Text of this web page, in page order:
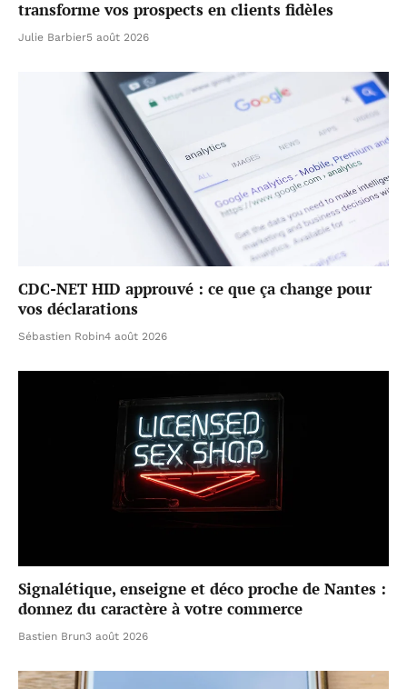
transforme vos prospects en clients fidèles
Julie Barbier5 août 2026
CDC-NET HID approuvé : ce que ça change pour
vos déclarations
Sébastien Robin4 août 2026
Signalétique, enseigne et déco proche de Nantes :
donnez du caractère à votre commerce
Bastien Brun3 août 2026